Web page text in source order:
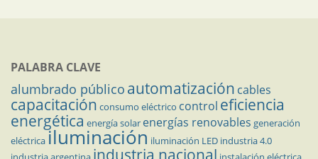
PALABRA CLAVE
alumbrado público automatización cables
capacitación consumo eléctrico control eficiencia
energética energía solar energías renovables generación
eléctricailuminación iluminación LED industria 4.0
industria nacional